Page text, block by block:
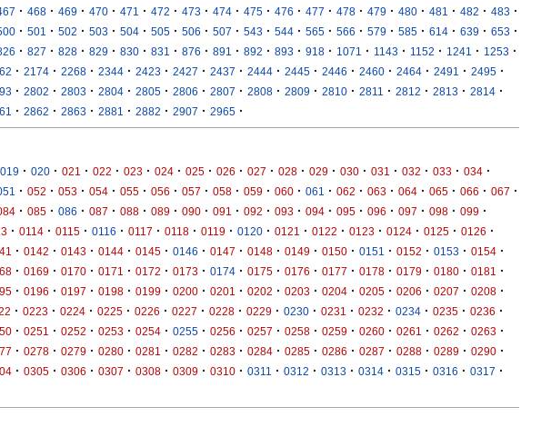
· 468 · 469 · 470 · 471 · 472 · 473 · 474 · 475 · 476 · 477 · 478 · 479 · 480 · 481 · 482 · 483 ·
· 501 · 502 · 503 · 504 · 505 · 506 · 507 · 543 · 544 · 565 · 566 · 579 · 585 · 614 · 639 · 653 ·
· 827 · 828 · 829 · 830 · 831 · 876 · 891 · 892 · 893 · 918 · 1071 · 1143 · 1152 · 1241 · 1253 ·
· 2174 · 2268 · 2344 · 2423 · 2427 · 2437 · 2444 · 2445 · 2446 · 2460 · 2464 · 2491 · 2495 ·
· 2802 · 2803 · 2804 · 2805 · 2806 · 2807 · 2808 · 2809 · 2810 · 2811 · 2812 · 2813 · 2814 ·
· 2862 · 2863 · 2881 · 2882 · 2907 · 2965 ·
019 · 020 · 021 · 022 · 023 · 024 · 025 · 026 · 027 · 028 · 029 · 030 · 031 · 032 · 033 · 034 ·
· 052 · 053 · 054 · 055 · 056 · 057 · 058 · 059 · 060 · 061 · 062 · 063 · 064 · 065 · 066 · 067 ·
· 085 · 086 · 087 · 088 · 089 · 090 · 091 · 092 · 093 · 094 · 095 · 096 · 097 · 098 · 099 ·
· 0114 · 0115 · 0116 · 0117 · 0118 · 0119 · 0120 · 0121 · 0122 · 0123 · 0124 · 0125 · 0126 ·
· 0142 · 0143 · 0144 · 0145 · 0146 · 0147 · 0148 · 0149 · 0150 · 0151 · 0152 · 0153 · 0154 ·
· 0169 · 0170 · 0171 · 0172 · 0173 · 0174 · 0175 · 0176 · 0177 · 0178 · 0179 · 0180 · 0181 ·
· 0196 · 0197 · 0198 · 0199 · 0200 · 0201 · 0202 · 0203 · 0204 · 0205 · 0206 · 0207 · 0208 ·
· 0223 · 0224 · 0225 · 0226 · 0227 · 0228 · 0229 · 0230 · 0231 · 0232 · 0234 · 0235 · 0236 ·
· 0251 · 0252 · 0253 · 0254 · 0255 · 0256 · 0257 · 0258 · 0259 · 0260 · 0261 · 0262 · 0263 ·
· 0278 · 0279 · 0280 · 0281 · 0282 · 0283 · 0284 · 0285 · 0286 · 0287 · 0288 · 0289 · 0290 ·
· 0305 · 0306 · 0307 · 0308 · 0309 · 0310 · 0311 · 0312 · 0313 · 0314 · 0315 · 0316 · 0317 ·